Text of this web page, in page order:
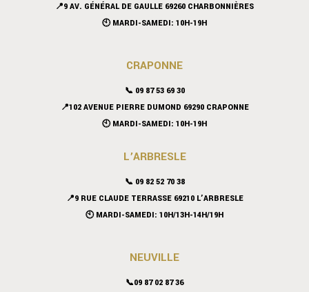
📍9 AV. GÉNÉRAL DE GAULLE 69260 CHARBONNIÈRES
🕙 MARDI-SAMEDI: 10H-19H
CRAPONNE
📞 09 87 53 69 30
📍102 AVENUE PIERRE DUMOND 69290 CRAPONNE
🕙 MARDI-SAMEDI: 10H-19H
L’ARBRESLE
📞 09 82 52 70 38
📍9 RUE CLAUDE TERRASSE 69210 L’ARBRESLE
🕙 MARDI-SAMEDI: 10H/13H-14H/19H
NEUVILLE
📞09 87 02 87 36